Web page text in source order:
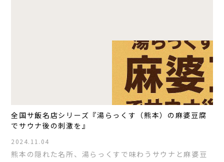
全国サ飯名店シリーズ『湯らっくす（熊本）の麻婆豆腐
でサウナ後の刺激を』
2024.11.04
熊本の隠れた名所、湯らっくすで味わうサウナと麻婆豆